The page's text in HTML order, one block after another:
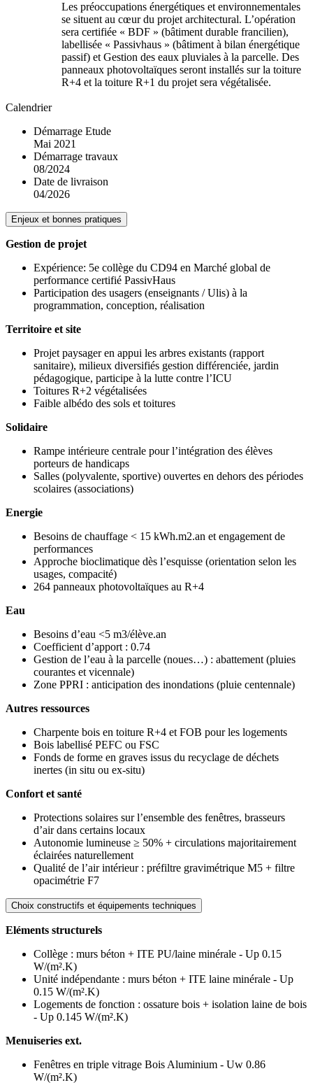
Les préoccupations énergétiques et environnementales
se situent au cœur du projet architectural. L’opération
sera certifiée « BDF » (bâtiment durable francilien),
labellisée « Passivhaus » (bâtiment à bilan énergétique
passif) et Gestion des eaux pluviales à la parcelle. Des
panneaux photovoltaïques seront installés sur la toiture
R+4 et la toiture R+1 du projet sera végétalisée.
Calendrier
Démarrage Etude
Mai 2021
Démarrage travaux
08/2024
Date de livraison
04/2026
Enjeux et bonnes pratiques
Gestion de projet
Expérience: 5e collège du CD94 en Marché global de
performance certifié PassivHaus
Participation des usagers (enseignants / Ulis) à la
programmation, conception, réalisation
Territoire et site
Projet paysager en appui les arbres existants (rapport
sanitaire), milieux diversifiés gestion différenciée, jardin
pédagogique, participe à la lutte contre l’ICU
Toitures R+2 végétalisées
Faible albédo des sols et toitures
Solidaire
Rampe intérieure centrale pour l’intégration des élèves
porteurs de handicaps
Salles (polyvalente, sportive) ouvertes en dehors des périodes
scolaires (associations)
Energie
Besoins de chauffage < 15 kWh.m2.an et engagement de
performances
Approche bioclimatique dès l’esquisse (orientation selon les
usages, compacité)
264 panneaux photovoltaïques au R+4
Eau
Besoins d’eau <5 m3/élève.an
Coefficient d’apport : 0.74
Gestion de l’eau à la parcelle (noues…) : abattement (pluies
courantes et vicennale)
Zone PPRI : anticipation des inondations (pluie centennale)
Autres ressources
Charpente bois en toiture R+4 et FOB pour les logements
Bois labellisé PEFC ou FSC
Fonds de forme en graves issus du recyclage de déchets
inertes (in situ ou ex-situ)
Confort et santé
Protections solaires sur l’ensemble des fenêtres, brasseurs
d’air dans certains locaux
Autonomie lumineuse ≥ 50% + circulations majoritairement
éclairées naturellement
Qualité de l’air intérieur : préfiltre gravimétrique M5 + filtre
opacimétrie F7
Choix constructifs et équipements techniques
Eléments structurels
Collège : murs béton + ITE PU/laine minérale - Up 0.15
W/(m².K)
Unité indépendante : murs béton + ITE laine minérale - Up
0.15 W/(m².K)
Logements de fonction : ossature bois + isolation laine de bois
- Up 0.145 W/(m².K)
Menuiseries ext.
Fenêtres en triple vitrage Bois Aluminium - Uw 0.86
W/(m².K)